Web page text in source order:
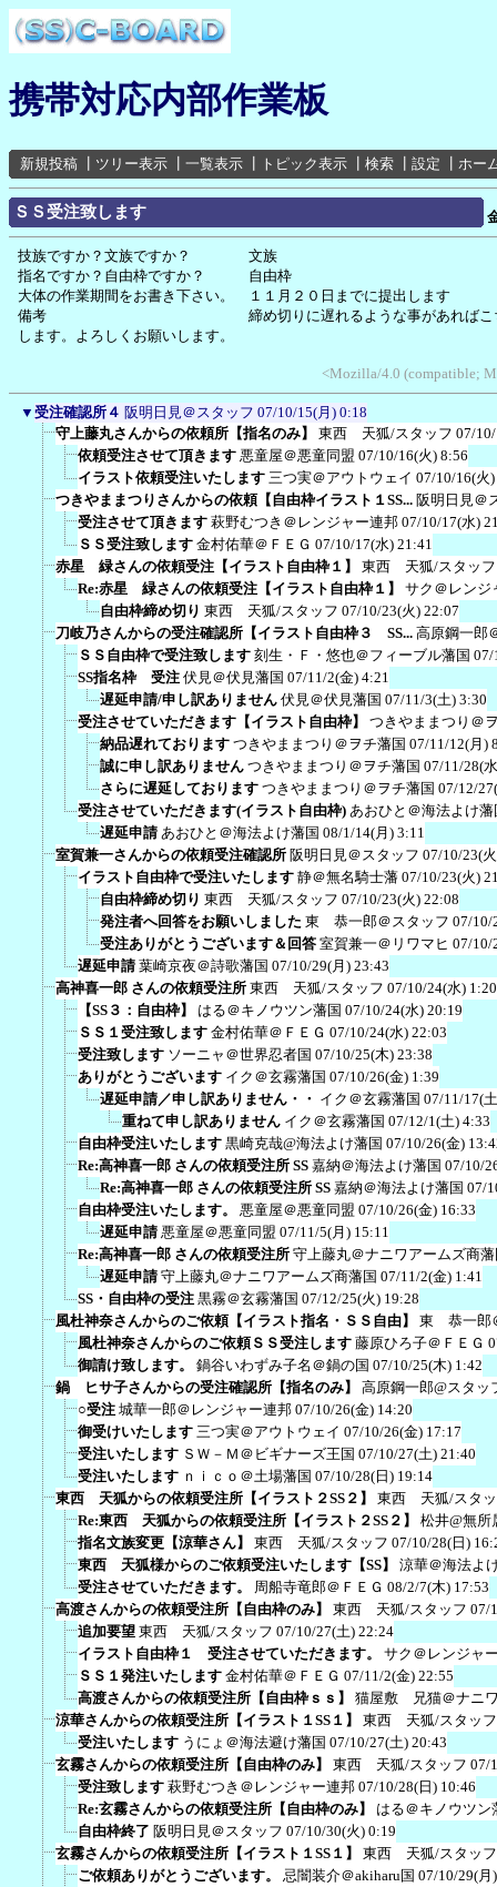
携帯対応内部作業板
新規投稿 ツリー表示 一覧表示 トピック表示 検索 設定 ホー
ＳＳ受注致します
技族ですか？文族ですか？ 文族
指名ですか？自由枠ですか？ 自由枠
大体の作業期間をお書き下さい。 １１月２０日までに提出します
備考 締め切りに遅れるような事があればこちら
します。よろしくお願いします。
<Mozilla/4.0 (compatible;
▼ 受注確認所４ 阪明日見＠スタッフ 07/10/15(月) 0:18
守上藤丸さんからの依頼所【指名のみ】
東西 天狐/スタッフ 07/
依頼受注させて頂きます 悪童屋＠悪童同盟 07/10/16(火) 8:56
イラスト依頼受注いたします 三つ実＠アウトウェイ 07/10/16(火
つきやままつりさんからの依頼【自由枠イラスト１SS... 阪明日見＠
受注させて頂きます 萩野むつき＠レンジャー連邦 07/10/17(水)
ＳＳ受注致します 金村佑華＠ＦＥＧ 07/10/17(水) 21:41
赤星 緑さんの依頼受注【イラスト自由枠１】
東西 天狐/スタッフ
Re:赤星 緑さんの依頼受注【イラスト自由枠１】
サク＠レンジ
自由枠締め切り 東西 天狐/スタッフ 07/10/23(火) 22:07
刀岐乃さんからの受注確認所【イラスト自由枠３ SS... 高原鋼一郎
ＳＳ自由枠で受注致します 刻生・Ｆ・悠也＠フィーブル藩国 07/
SS指名枠 受注 伏見＠伏見藩国 07/11/2(金) 4:21
遅延申請/申し訳ありません 伏見＠伏見藩国 07/11/3(土) 3:30
受注させていただきます【イラスト自由枠】
つきやままつり＠
納品遅れております つきやままつり＠ヲチ藩国 07/11/12(月)
誠に申し訳ありません つきやままつり＠ヲチ藩国 07/11/28(
さらに遅延しております つきやままつり＠ヲチ藩国 07/12/
受注させていただきます(イラスト自由枠) あおひと＠海法よけ藩
遅延申請 あおひと＠海法よけ藩国 08/1/14(月) 3:11
室賀兼一さんからの依頼受注確認所 阪明日見＠スタッフ 07/10/23(
イラスト自由枠で受注いたします 静＠無名騎士藩 07/10/23(火)
自由枠締め切り 東西 天狐/スタッフ 07/10/23(火) 22:08
発注者へ回答をお願いしました 東 恭一郎＠スタッフ 07/10/
受注ありがとうございます＆回答 室賀兼一＠リワマヒ 07/10/
遅延申請 葉崎京夜＠詩歌藩国 07/10/29(月) 23:43
高神喜一郎 さんの依頼受注所 東西 天狐/スタッフ 07/10/24(水) 1:20
【SS３：自由枠】
はる＠キノウツン藩国 07/10/24(水) 20:19
ＳＳ１受注致します 金村佑華＠ＦＥＧ 07/10/24(水) 22:03
受注致します ソーニャ＠世界忍者国 07/10/25(木) 23:38
ありがとうございます イク＠玄霧藩国 07/10/26(金) 1:39
遅延申請／申し訳ありません・・ イク＠玄霧藩国 07/11/17(
重ねて申し訳ありません イク＠玄霧藩国 07/12/1(土) 4:33
自由枠受注いたします 黒崎克哉@海法よけ藩国 07/10/26(金)
Re:高神喜一郎 さんの依頼受注所 SS 嘉納＠海法よけ藩国 07/10/
Re:高神喜一郎 さんの依頼受注所 SS 嘉納＠海法よけ藩国 07/
自由枠受注いたします。
悪童屋＠悪童同盟 07/10/26(金) 16:33
遅延申請 悪童屋＠悪童同盟 07/11/5(月) 15:11
Re:高神喜一郎 さんの依頼受注所 守上藤丸＠ナニワアームズ商
遅延申請 守上藤丸＠ナニワアームズ商藩国 07/11/2(金) 1:41
SS・自由枠の受注 黒霧＠玄霧藩国 07/12/25(火) 19:28
風杜神奈さんからのご依頼【イラスト指名・ＳＳ自由】
東 恭一郎
風杜神奈さんからのご依頼ＳＳ受注します 藤原ひろ子＠ＦＥＧ
御請け致します。
鍋谷いわずみ子名＠鍋の国 07/10/25(木) 1:42
鍋 ヒサ子さんからの受注確認所【指名のみ】
高原鋼一郎@スタッ
○受注 城華一郎＠レンジャー連邦 07/10/26(金) 14:20
御受けいたします 三つ実＠アウトウェイ 07/10/26(金) 17:17
受注いたします ＳＷ－Ｍ＠ビギナーズ王国 07/10/27(土) 21:40
受注いたします ｎｉｃｏ＠土場藩国 07/10/28(日) 19:14
東西 天狐からの依頼受注所【イラスト２SS２】
東西 天狐/スタ
Re:東西 天狐からの依頼受注所【イラスト２SS２】
松井@無所
指名文族変更【涼華さん】
東西 天狐/スタッフ 07/10/28(日)
東西 天狐様からのご依頼受注いたします【SS】
涼華＠海法よ
受注させていただきます。
周船寺竜郎＠ＦＥＧ 08/2/7(木) 17:53
高渡さんからの依頼受注所【自由枠のみ】
東西 天狐/スタッフ 07/
追加要望 東西 天狐/スタッフ 07/10/27(土) 22:24
イラスト自由枠１ 受注させていただきます。
サク＠レンジャ
ＳＳ１発注いたします 金村佑華＠ＦＥＧ 07/11/2(金) 22:55
高渡さんからの依頼受注所【自由枠ｓｓ】
猫屋敷 兄猫＠ナニ
涼華さんからの依頼受注所【イラスト１SS１】
東西 天狐/スタッフ
受注いたします うにょ＠海法避け藩国 07/10/27(土) 20:43
玄霧さんからの依頼受注所【自由枠のみ】
東西 天狐/スタッフ 07/
受注致します 萩野むつき＠レンジャー連邦 07/10/28(日) 10:46
Re:玄霧さんからの依頼受注所【自由枠のみ】
はる＠キノウツン
自由枠終了 阪明日見＠スタッフ 07/10/30(火) 0:19
玄霧さんからの依頼受注所【イラスト１SS１】
東西 天狐/スタッフ
ご依頼ありがとうございます。
忌闇装介＠akiharu国 07/10/29(月